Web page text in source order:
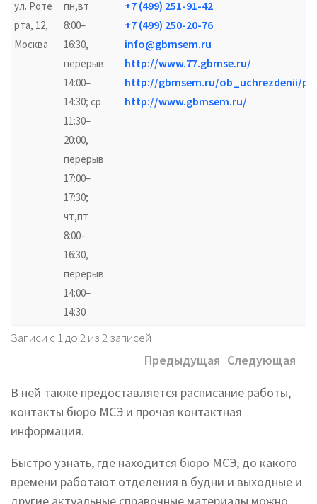
ул. Роте
рта, 12,
Москва
пн,вт
8:00–
16:30,
перерыв
14:00–
14:30; ср
11:30–
20:00,
перерыв
17:00–
17:30;
чт,пт
8:00–
16:30,
перерыв
14:00–
14:30
+7 (499) 251-91-42
+7 (499) 250-20-76
info@gbmsem.ru
http://www.77.gbmse.ru/
http://gbmsem.ru/ob_uchrezdenii/
http://www.gbmsem.ru/
Записи с 1 до 2 из 2 записей
Предыдущая Следующая
В ней также предоставляется расписание работы,
контакты бюро МСЭ и прочая контактная
информация.
Быстро узнать, где находится бюро МСЭ, до какого
времени работают отделения в будни и выходные и